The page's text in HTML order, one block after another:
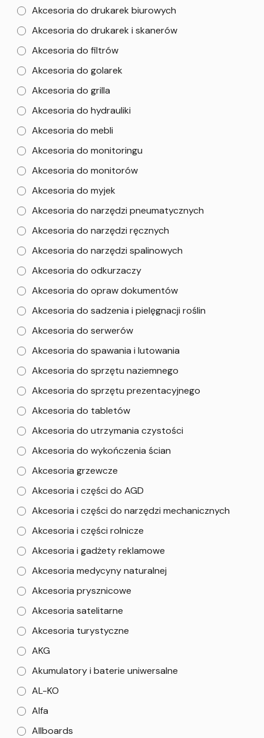
Akcesoria do drukarek biurowych
Akcesoria do drukarek i skanerów
Akcesoria do filtrów
Akcesoria do golarek
Akcesoria do grilla
Akcesoria do hydrauliki
Akcesoria do mebli
Akcesoria do monitoringu
Akcesoria do monitorów
Akcesoria do myjek
Akcesoria do narzędzi pneumatycznych
Akcesoria do narzędzi ręcznych
Akcesoria do narzędzi spalinowych
Akcesoria do odkurzaczy
Akcesoria do opraw dokumentów
Akcesoria do sadzenia i pielęgnacji roślin
Akcesoria do serwerów
Akcesoria do spawania i lutowania
Akcesoria do sprzętu naziemnego
Akcesoria do sprzętu prezentacyjnego
Akcesoria do tabletów
Akcesoria do utrzymania czystości
Akcesoria do wykończenia ścian
Akcesoria grzewcze
Akcesoria i części do AGD
Akcesoria i części do narzędzi mechanicznych
Akcesoria i części rolnicze
Akcesoria i gadżety reklamowe
Akcesoria medycyny naturalnej
Akcesoria prysznicowe
Akcesoria satelitarne
Akcesoria turystyczne
AKG
Akumulatory i baterie uniwersalne
AL-KO
Alfa
Allboards